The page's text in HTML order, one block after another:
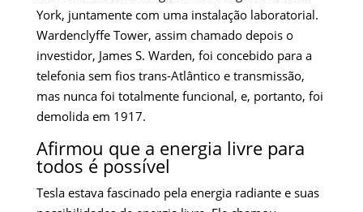
York, juntamente com uma instalação laboratorial.
Wardenclyffe Tower, assim chamado depois o
investidor, James S. Warden, foi concebido para a
telefonia sem fios trans-Atlântico e transmissão,
mas nunca foi totalmente funcional, e, portanto, foi
demolida em 1917.
Afirmou que a energia livre para
todos é possível
Tesla estava fascinado pela energia radiante e suas